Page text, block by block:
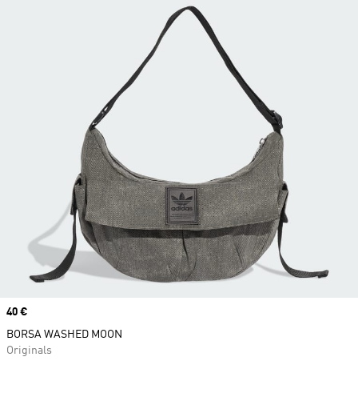
Price
40 €
BORSA WASHED MOON
Originals